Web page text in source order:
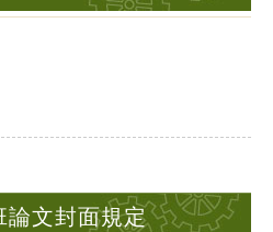
論文封面規定